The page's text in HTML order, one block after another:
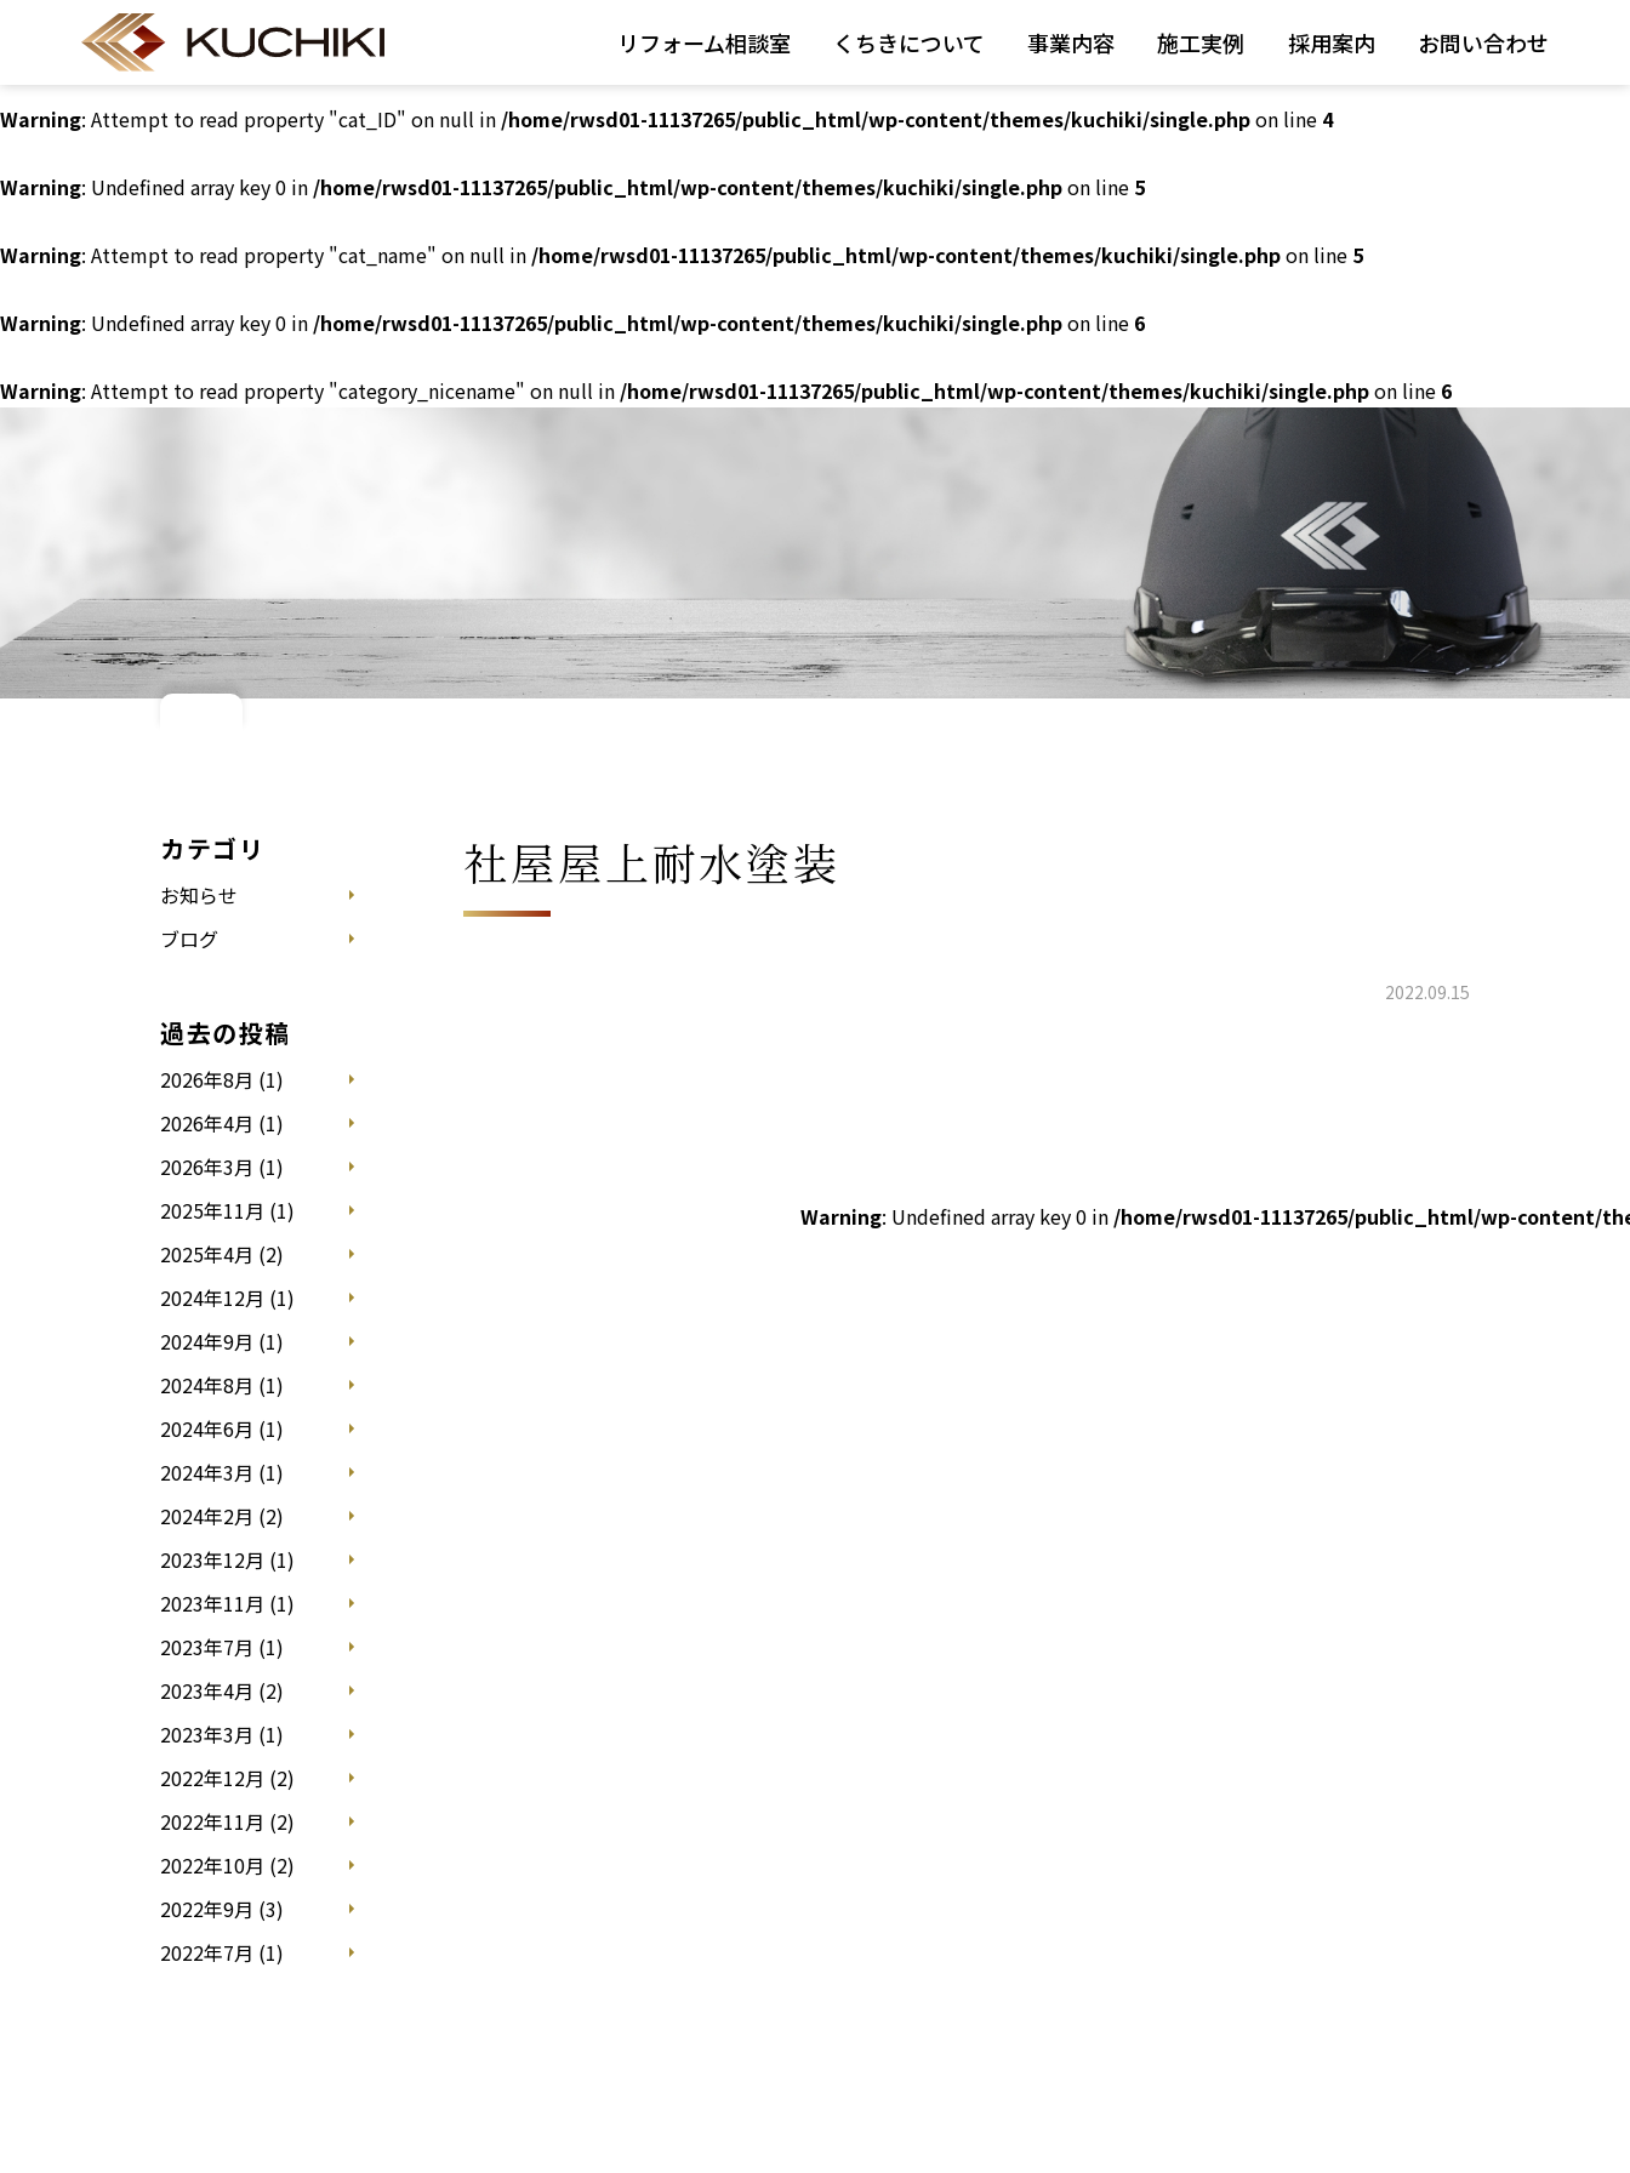
リフォーム相談室 くちきについて 事業内容 施工実例 採用案内 お問い合わせ
: Undefined array key 0 in/home/rwsd01-11137265/public_html/wp-content/themes/kuchiki/single.phpon line
Warning: Attempt to read property "cat_ID" on null in /home/rwsd01-11137265/public_html/wp-content/themes/kuchiki/single.phpon line 4
Warning: Undefined array key 0 in /home/rwsd01-11137265/public_html/wp-content/themes/kuchiki/single.phpon line 5
Warning: Attempt to read property "cat_name" on null in /home/rwsd01-11137265/public_html/wp-content/themes/kuchiki/single.phpon line 5
Warning: Undefined array key 0 in /home/rwsd01-11137265/public_html/wp-content/themes/kuchiki/single.phpon line 6
Warning: Attempt to read property "category_nicename" on null in /home/rwsd01-11137265/public_html/wp-content/themes/kuchiki/single.phpon line 6
社屋屋上耐水塗装
2022.09.15
Warning: Undefined array key 0 in /home/rwsd01-11137265/public_html/wp-content/
カテゴリ
お知らせ
ブログ
過去の投稿
2026年8月 (1)
2026年4月 (1)
2026年3月 (1)
2025年11月 (1)
2025年4月 (2)
2024年12月 (1)
2024年9月 (1)
2024年8月 (1)
2024年6月 (1)
2024年3月 (1)
2024年2月 (2)
2023年12月 (1)
2023年11月 (1)
2023年7月 (1)
2023年4月 (2)
2023年3月 (1)
2022年12月 (2)
2022年11月 (2)
2022年10月 (2)
2022年9月 (3)
2022年7月 (1)